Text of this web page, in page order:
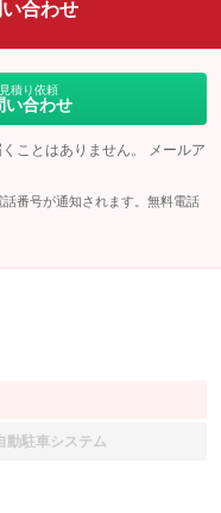
合わせ
積り依頼
い合わせ
ことはありません。 メールア
番号が通知されます。無料電話
動駐車システム
装備なし